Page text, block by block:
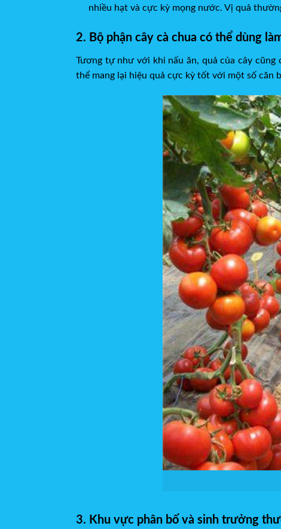
nhiều hạt và cực kỳ mọng nước. Vị quả
2. Bộ phận cây cà chua có thể dùng
Tương tự như với khi nấu ăn, quả của cây
thể mang lại hiệu quả cực kỳ tốt với một số căn
3. Khu vực phân bố và sinh trưởng